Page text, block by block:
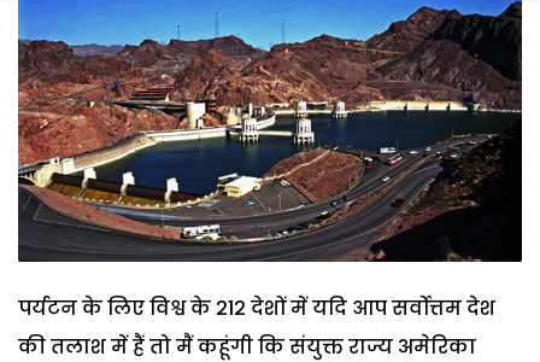
पर्यटन के लिए विश्व के 212 देशों में यदि आप सर्वोत्तम देश
की तलाश में हैं तो मैं कहूंगी कि संयुक्त राज्य अमेरिका